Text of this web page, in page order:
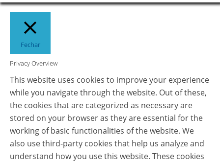
Fechar
Privacy Overview
This website uses cookies to improve your experience
while you navigate through the website. Out of these,
the cookies that are categorized as necessary are
stored on your browser as they are essential for the
working of basic functionalities of the website. We
also use third-party cookies that help us analyze and
understand how you use this website. These cookies